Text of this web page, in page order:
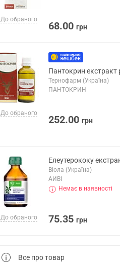
До обраного
68.00 грн
До обраного
Пантокрин екстракт
Тернофарм (Україна)
ПАНТОКРИН
252.00 грн
До обраного
Елеутерококу
Віола (Україна)
АЙВІ
Немає в наявності
75.35 грн
Все про товар